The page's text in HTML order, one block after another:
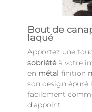
Bout de
laqué
Apportez une
sobriétéà votre
en métal finition
son design épuré
facilement
d’appoint.